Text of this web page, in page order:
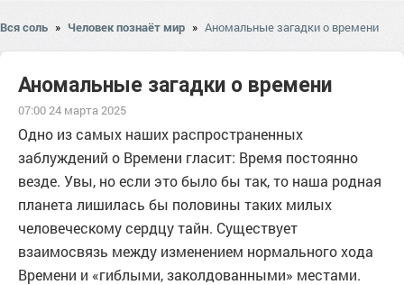
Вся соль » Человек познаёт мир » Аномальные загадки о времени
Аномальные загадки о времени
07:00 24 марта 2025
Одно из самых наших распространенных
заблуждений о Времени гласит: Время постоянно
везде. Увы, но если это было бы так, то наша родная
планета лишилась бы половины таких милых
человеческому сердцу тайн. Существует
взаимосвязь между изменением нормального хода
Времени и «гиблыми, заколдованными» местами.